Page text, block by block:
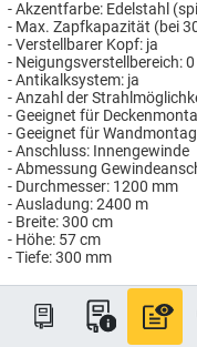
- Akzentfarbe: Edelstahl
- Max. Zapfkapazität (bei
- Verstellbarer Kopf: ja
- Neigungsverstellbereich: 0
- Antikalksystem: ja
- Anzahl der
- Geeignet für
- Geeignet für
- Anschluss: Innengewinde
- Abmessung
- Durchmesser: 1200 mm
- Ausladung: 2400 m
- Breite: 300 cm
- Höhe: 57 cm
- Tiefe: 300 mm
Artikelnummer: GC1415